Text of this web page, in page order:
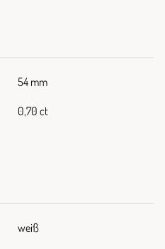
54 mm
0,70 ct
weiß